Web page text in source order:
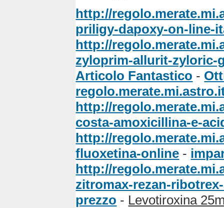
http://
priligy-dapoxy-on-line-
http://
zyloprim-allurit-zyloric-
Articolo Fantastico -
http://
costa-amoxicillina-e-
http://
fluoxetina-online -
http://
zitromax-rezan-
prezzo - Levotiroxina